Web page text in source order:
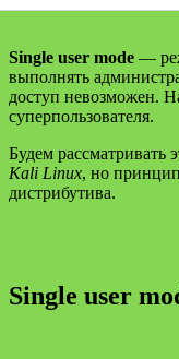
Single user mode —
выполнять
доступ невозможен.
суперпользователя.
Будем рассматривать
Kali Linux, но
дистрибутива.
Single user